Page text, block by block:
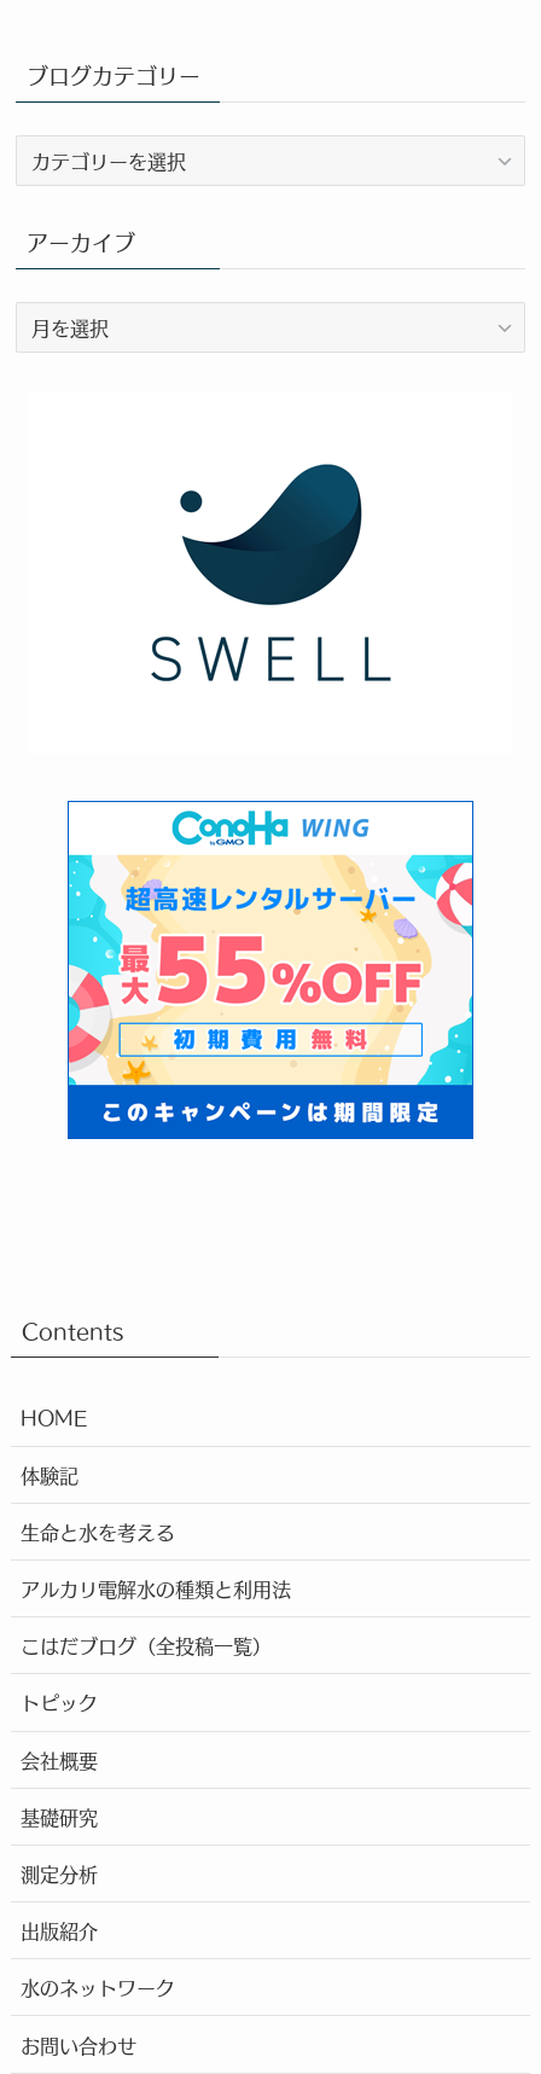
ブログカテゴリー
ロ
カ
テ
ゴ
リ
ー
アーカイブ
ー
Contents
HOME
体験記
生命と水を考える
アルカリ電解水の種類と利用法
こはだブログ（全投稿一覧）
トピック
会社概要
基礎研究
測定分析
出版紹介
水のネットワーク
お問い合わせ